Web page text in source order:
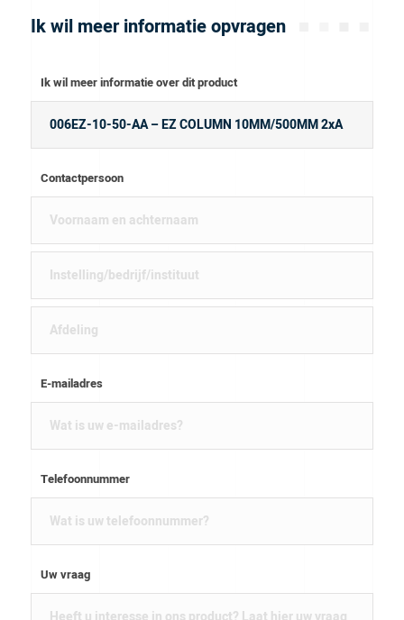
Ik wil meer informatie opvragen
Ik wil meer informatie over dit product
Contactpersoon
E-mailadres
Telefoonnummer
Uw vraag